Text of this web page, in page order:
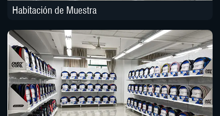
Habitación de Muestra